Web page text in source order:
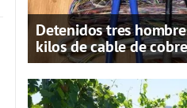
Detenidos tres
kilos de cable de